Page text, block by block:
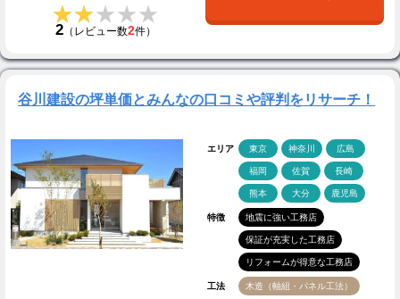
★★★★★
★★★★★
2（レビュー数2件）
谷川建設の坪単価とみんなの口コミや評判をリサーチ！
エリア 東京 神奈川 広島
福岡 佐賀 長崎
熊本 大分 鹿児島
特徴 地震に強い工務店
保証が充実した工務店
リフォームが得意な工務店
工法 木造（軸組・パネル工法）